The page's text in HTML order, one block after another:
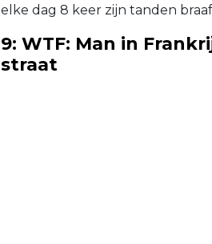
elke dag 8 keer zijn tanden
9: WTF: Man in
straat